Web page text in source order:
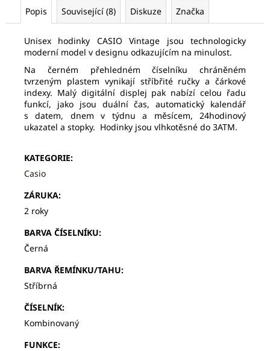
Popis Související (8) Diskuze Značka
Unisex hodinky CASIO Vintage jsou technologicky
moderní model v designu odkazujícím na minulost.
Na černém přehledném číselníku chráněném
tvrzeným plastem vynikají stříbřité ručky a čárkové
indexy. Malý digitální displej pak nabízí celou řadu
funkcí, jako jsou duální čas, automatický kalendář
s datem, dnem v týdnu a měsícem, 24hodinový
ukazatel a stopky. Hodinky jsou vlhkotěsné do 3ATM.
KATEGORIE:
Casio
ZÁRUKA:
2 roky
BARVA ČÍSELNÍKU:
Černá
BARVA ŘEMÍNKU/TAHU:
Stříbrná
ČÍSELNÍK:
Kombinovaný
FUNKCE:
e
SPB467J1
875
Původně: